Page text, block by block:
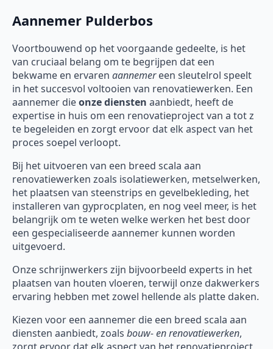
Aannemer Pulderbos
Voortbouwend op het voorgaande gedeelte, is het
van cruciaal belang om te begrijpen dat een
bekwame en ervaren aannemereen sleutelrol speelt
in het succesvol voltooien van renovatiewerken. Een
aannemer dieonze diensten aanbiedt, heeft de
expertise in huis om een renovatieproject van a tot z
te begeleiden en zorgt ervoor dat elk aspect van het
proces soepel verloopt.
Bij het uitvoeren van een breed scala aan
renovatiewerken zoals isolatiewerken, metselwerken,
het plaatsen van steenstrips en gevelbekleding, het
installeren van gyprocplaten, en nog veel meer, is het
belangrijk om te weten welke werken het best door
een gespecialiseerde aannemer kunnen worden
uitgevoerd.
Onze schrijnwerkers zijn bijvoorbeeld experts in het
plaatsen van houten vloeren, terwijl onze dakwerkers
ervaring hebben met zowel hellende als platte daken.
Kiezen voor een aannemer die een breed scala aan
diensten aanbiedt, zoals bouw- en renovatiewerken,